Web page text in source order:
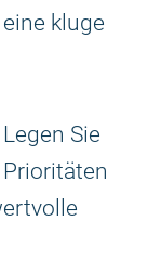
kluge
Legen Sie